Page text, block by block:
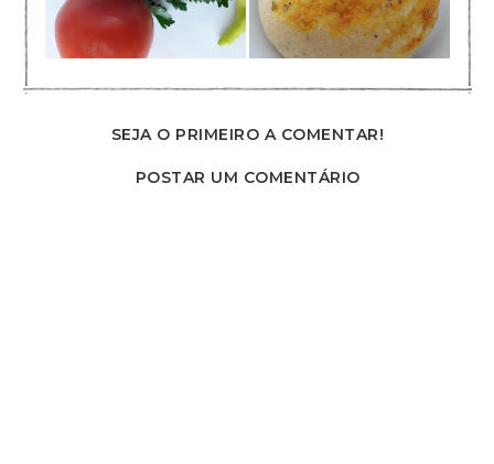
SEJA O PRIMEIRO A COMENTAR!
POSTAR UM COMENTÁRIO